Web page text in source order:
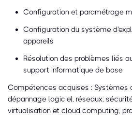
Configuration et paramétrage
Configuration du système
appareils
Résolution des problèmes liés
support informatique de base
Compétences acquises : Systèmes
dépannage logiciel, réseaux,
virtualisation et cloud computing,